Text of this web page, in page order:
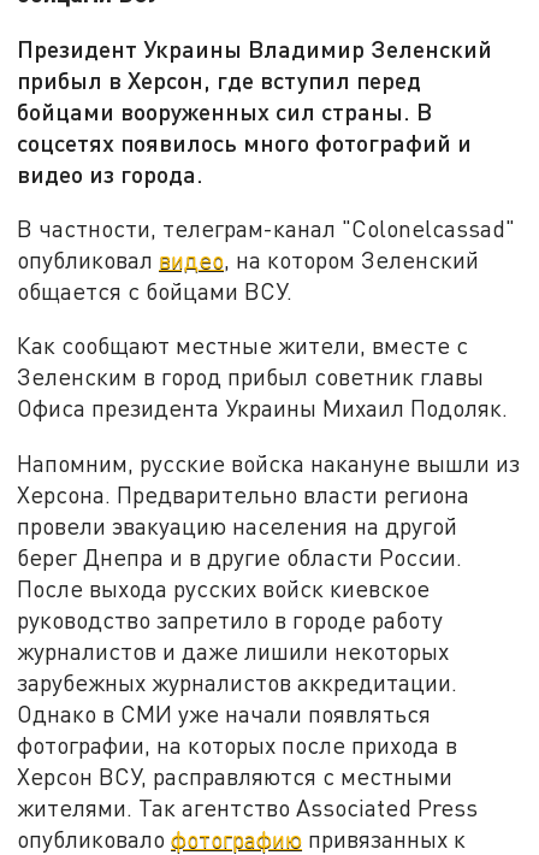
Президент Украины Владимир Зеленский
прибыл в Херсон, где вступил перед
бойцами вооруженных сил страны. В
соцсетях появилось много фотографий и
видео из города.
В частности, телеграм-канал "Colonelcassad"
опубликовал видео, на котором Зеленский
общается с бойцами ВСУ.
Как сообщают местные жители, вместе с
Зеленским в город прибыл советник главы
Офиса президента Украины Михаил Подоляк.
Напомним, русские войска накануне вышли из
Херсона. Предварительно власти региона
провели эвакуацию населения на другой
берег Днепра и в другие области России.
После выхода русских войск киевское
руководство запретило в городе работу
журналистов и даже лишили некоторых
зарубежных журналистов аккредитации.
Однако в СМИ уже начали появляться
фотографии, на которых после прихода в
Херсон ВСУ, расправляются с местными
жителями. Так агентство Associated Press
опубликовалофотографию привязанных к